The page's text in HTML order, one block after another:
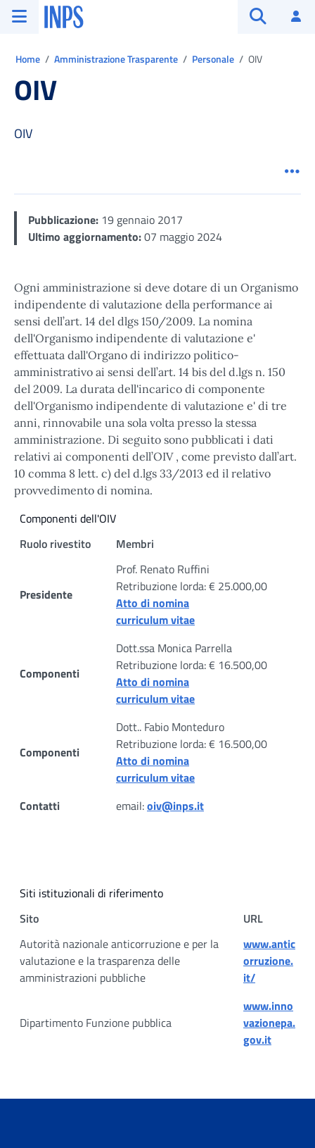
Vai al menu principale
Vai al contenuto principale
Vai al pie' di pagina
INPS ()
Home Amministrazione Trasparente Personale OIV
OIV
OIV
Pubblicazione: 19 gennaio 2017
Ultimo aggiornamento:07 maggio 2024
Ogni amministrazione si deve dotare di un Organismo
indipendente di valutazione della performance ai
sensi dell’art. 14 del dlgs 150/2009. La nomina
dell'Organismo indipendente di valutazione e'
effettuata dall'Organo di indirizzo politico-
amministrativo ai sensi dell’art. 14 bis del d.lgs n. 150
del 2009. La durata dell'incarico di componente
dell'Organismo indipendente di valutazione e' di tre
anni, rinnovabile una sola volta presso la stessa
amministrazione. Di seguito sono pubblicati i dati
relativi ai componenti dell’OIV , come previsto dall’art.
10 comma 8 lett. c) del d.lgs 33/2013 ed il relativo
provvedimento di nomina.
Componenti dell'OIV
Ruolo rivestito
Membri
Presidente
Prof. Renato Ruffini
Retribuzione lorda: € 25.000,00
Atto di nomina
curriculum vitae
Componenti
Dott.ssa Monica Parrella
Retribuzione lorda: € 16.500,00
Atto di nomina
curriculum vitae
Componenti
Dott.. Fabio Monteduro
Retribuzione lorda: € 16.500,00
Atto di nomina
curriculum vitae
Contatti
email:oiv@inps.it
Siti istituzionali di riferimento
Sito
URL
Autorità nazionale anticorruzione e per la
valutazione e la trasparenza delle
amministrazioni pubbliche
www.antic
orruzione.
it/
Dipartimento Funzione pubblica
www.inno
vazionepa.
gov.it